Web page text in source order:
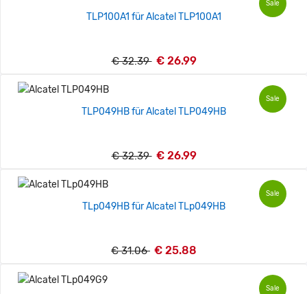
Sale
TLP100A1 für Alcatel TLP100A1
€ 32.39 € 26.99
Sale
TLP049HB für Alcatel TLP049HB
€ 32.39 € 26.99
Sale
TLp049HB für Alcatel TLp049HB
€ 31.06 € 25.88
Sale